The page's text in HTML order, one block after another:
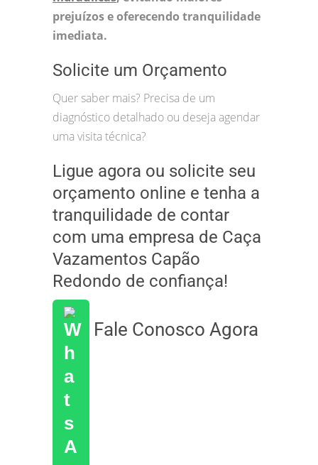
prejuízos e oferecendo tranquilidade
imediata.
Solicite um Orçamento
Quer saber mais? Precisa de um
diagnóstico detalhado ou deseja agendar
uma visita técnica?
Ligue agora ou solicite seu
orçamento online e tenha a
tranquilidade de contar
com uma empresa de Caça
Vazamentos Capão
Redondo de confiança!
Fale Conosco Agora